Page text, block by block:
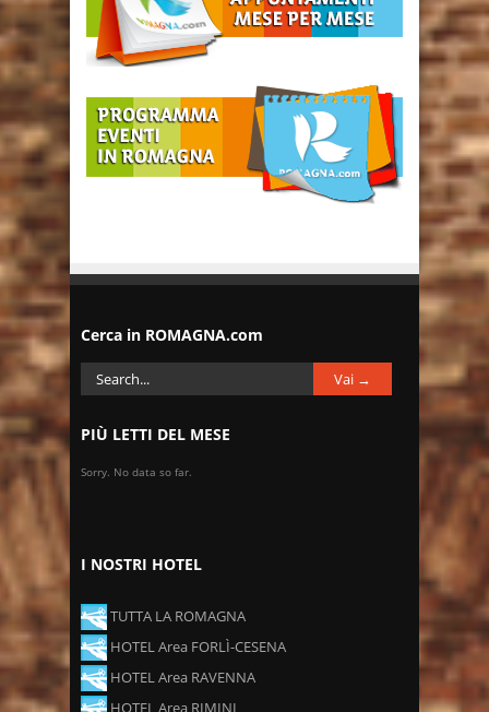
Cerca in ROMAGNA.com
PIÙ LETTI DEL MESE
Sorry. No data so far.
I NOSTRI HOTEL
TUTTA LA ROMAGNA
HOTEL Area FORLÌ-CESENA
HOTEL Area RAVENNA
HOTEL Area RIMINI